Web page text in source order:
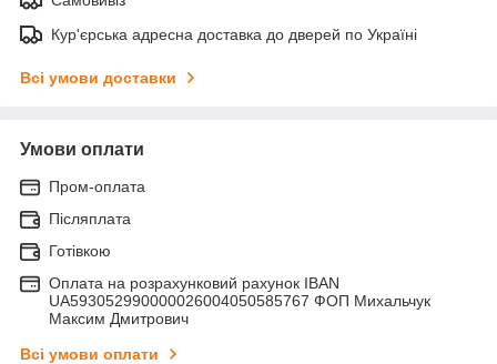
Кур'єрська адресна доставка до дверей по Україні
Всі умови доставки
Умови оплати
Пром-оплата
Післяплата
Готівкою
Оплата на розрахунковий рахунок IBAN
UA593052990000026004050585767 ФОП Михальчук
Максим Дмитрович
Всі умови оплати